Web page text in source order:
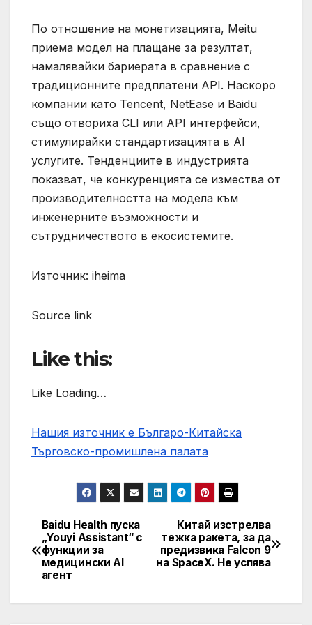
По отношение на монетизацията, Meitu
приема модел на плащане за резултат,
намалявайки бариерата в сравнение с
традиционните предплатени API. Наскоро
компании като Tencent, NetEase и Baidu
също отвориха CLI или API интерфейси,
стимулирайки стандартизацията в AI
услугите. Тенденциите в индустрията
показват, че конкуренцията се измества от
производителността на модела към
инженерните възможности и
сътрудничеството в екосистемите.
Източник: iheima
Source link
Like this:
Like Loading…
Нашия източник е Българо-Китайска
Търговско-промишлена палaта
Post
navigation
Китай изстрелва
тежка ракета, за да
предизвика Falcon 9
на SpaceX. Не успява
Baidu Health пуска
„Youyi Assistant“ с
функции за
медицински AI
агент